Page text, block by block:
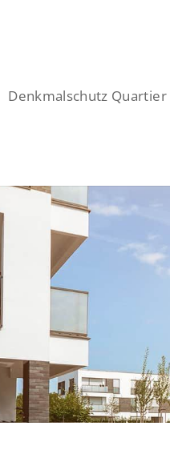
Denkmalschutz Quartier